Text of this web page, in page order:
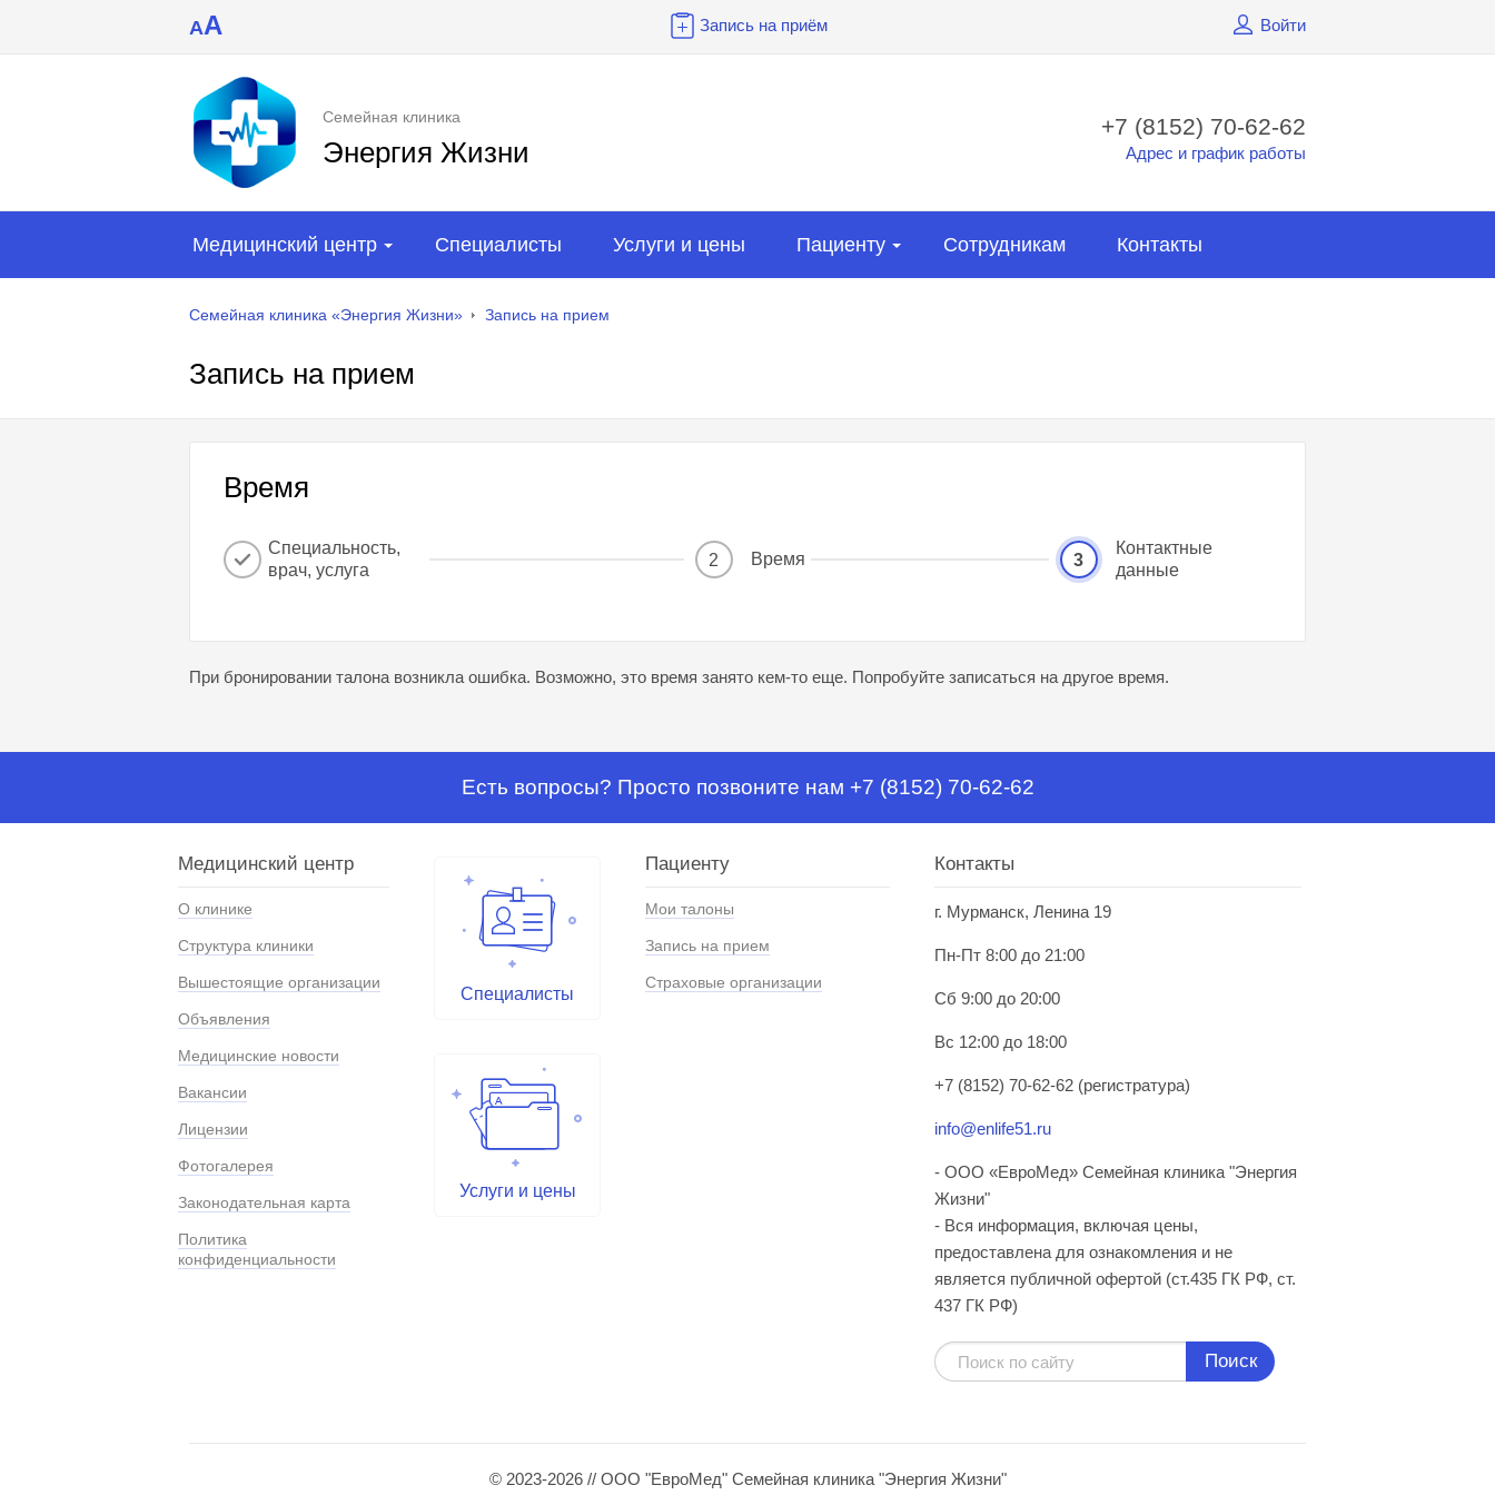
AA Запись на приём Войти
Семейная клиника
Энергия Жизни
+7 (8152) 70-62-62
Адрес и график работы
Медицинский центр Специалисты Услуги и цены Пациенту Сотрудникам Контакты
Семейная клиника «Энергия Жизни» Запись на прием
Запись на прием
Время
Специальность,
врач, услуга
2 Время 3
Контактные
данные
При бронировании талона возникла ошибка. Возможно, это время занято кем-то еще. Попробуйте записаться на другое время.
Есть вопросы? Просто позвоните нам +7 (8152) 70-62-62
Медицинский центр
О клинике
Структура клиники
Вышестоящие организации
Объявления
Медицинские новости
Вакансии
Лицензии
Фотогалерея
Законодательная карта
Политика
конфиденциальности
Специалисты
Услуги и цены
Пациенту
Мои талоны
Запись на прием
Страховые организации
Контакты
г. Мурманск, Ленина 19
Пн-Пт 8:00 до 21:00
Сб 9:00 до 20:00
Вс 12:00 до 18:00
+7 (8152) 70-62-62 (регистратура)
info@enlife51.ru
- ООО «ЕвроМед» Семейная клиника "Энергия
Жизни"
- Вся информация, включая цены,
предоставлена для ознакомления и не
является публичной офертой (ст.435 ГК РФ, cт.
437 ГК РФ)
Поиск
© 2023-2026 // ООО "ЕвроМед" Семейная клиника "Энергия Жизни"